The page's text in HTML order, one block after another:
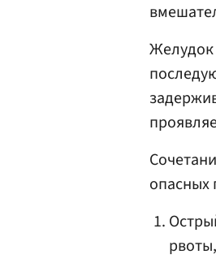
Желудок
опасных